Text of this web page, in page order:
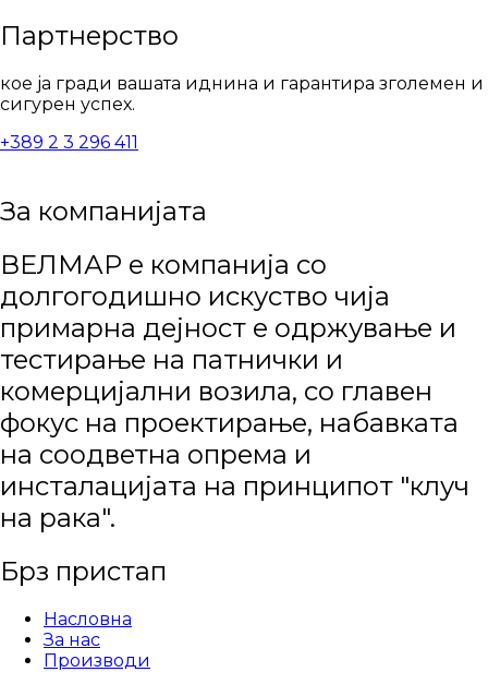
Партнерство
кое ја гради вашата иднина и гарантира зголемен и
сигурен успех.
+389 2 3 296 411
За компанијата
ВЕЛМАР е компанија со
долгогодишно искуство чија
примарна дејност е одржување и
тестирање на патнички и
комерцијални возила, со главен
фокус на проектирање, набавката
на соодветна опрема и
инсталацијата на принципот "клуч
на рака".
Брз пристап
Насловна
За нас
Производи